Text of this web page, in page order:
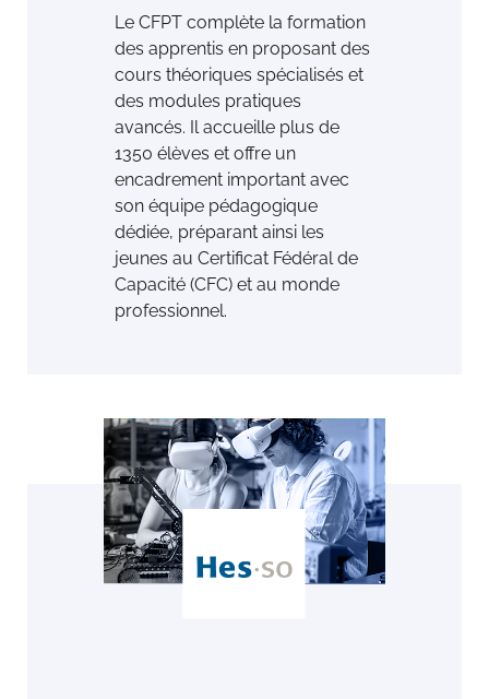
Le CFPT complète la formation
des apprentis en proposant des
cours théoriques spécialisés et
des modules pratiques
avancés. Il accueille plus de
1350 élèves et oﬀre un
encadrement important avec
son équipe pédagogique
dédiée, préparant ainsi les
jeunes au Certiﬁcat Fédéral de
Capacité (CFC) et au monde
professionnel.